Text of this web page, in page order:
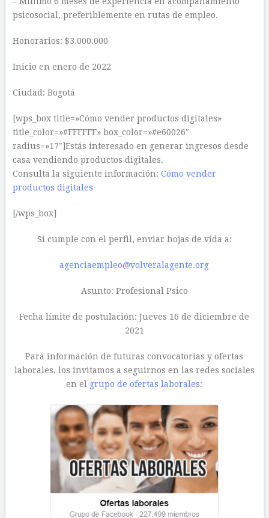
psicosocial, preferiblemente en rutas de empleo.
Honorarios: $3.000.000
Inicio en enero de 2022
Ciudad: Bogotá
[wps_box title=»Cómo vender productos digitales»
title_color=»#FFFFFF» box_color=»#e60026″
radius=»17″]Estás interesado en generar ingresos desde
casa vendiendo productos digitales.
Consulta la siguiente información: Cómo vender
productos digitales
[/wps_box]
Si cumple con el perfil, enviar hojas de vida a:
agenciaempleo@volveralagente.org
Asunto: Profesional Psico
Fecha límite de postulación: Jueves 16 de diciembre de
2021
Para información de futuras convocatorias y ofertas
laborales, los invitamos a seguirnos en las redes sociales
en el grupo de ofertas laborales: